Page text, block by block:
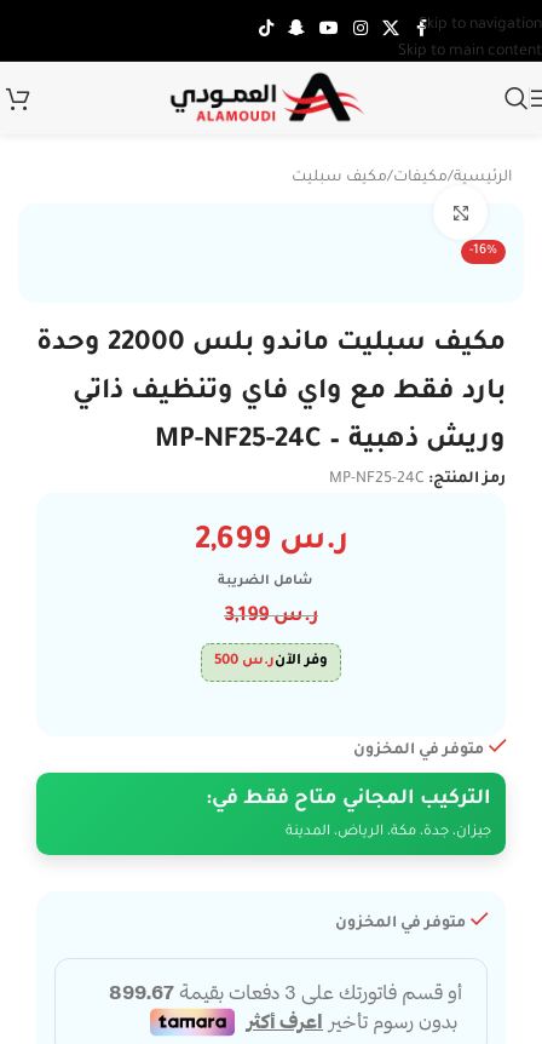
Skip to navigation
Skip to main content
الرئيسية/مكيفات/مكيف سبليت
-16%
مكيف سبليت ماندو بلس 22000 وحدة
بارد فقط مع واي فاي وتنظيف ذاتي
وريش ذهبية – MP-NF25-24C
رمز المنتج: MP-NF25-24C
ر.س
شامل الضريبة
ر.س3,199
وفر الآنر.س
متوفر في المخزون
التركيب المجاني متاح فقط في:
جيزان، جدة، مكة، الرياض، المدينة
متوفر في المخزون